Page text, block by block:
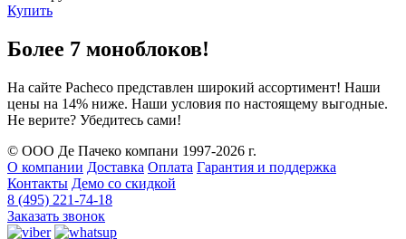
Купить
Более 7 моноблоков!
На сайте Pacheco представлен широкий ассортимент! Наши
цены на 14% ниже. Наши условия по настоящему выгодные.
Не верите? Убедитесь сами!
© ООО Де Пачеко компани 1997-2026 г.
О компании Доставка Оплата Гарантия и поддержка
Контакты Демо со скидкой
8 (495) 221-74-18
Заказать звонок